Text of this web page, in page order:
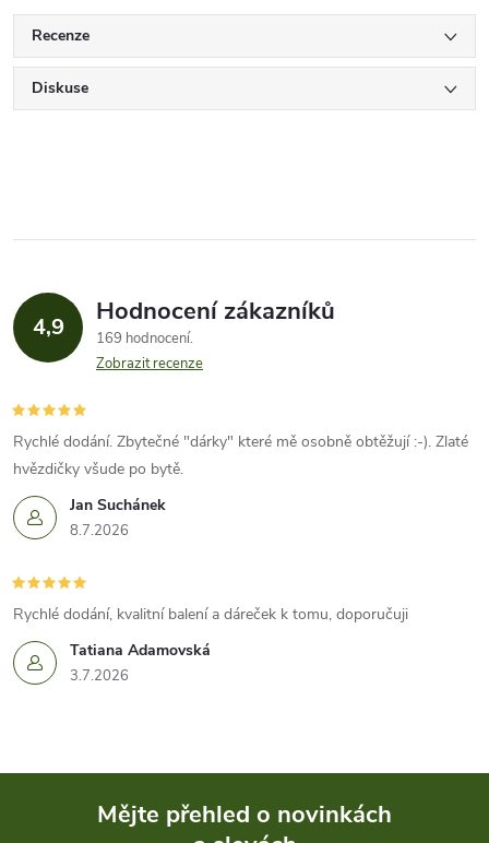
Recenze
Diskuse
4,9 Hodnocení zákazníků
169 hodnocení
Zobrazit recenze
Jan Suchánek
8.7.2026
Rychlé dodání. Zbytečné "dárky" které mě osobně obtěžují :-). Zlaté
hvězdičky všude po bytě.
Tatiana Adamovská
3.7.2026
Rychlé dodání, kvalitní balení a dáreček k tomu, doporučuji
Mějte přehled o novinkách